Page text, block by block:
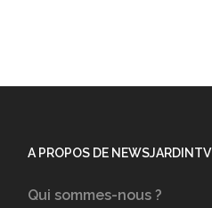
A PROPOS DE NEWSJARDINTV
Qui sommes-nous ?